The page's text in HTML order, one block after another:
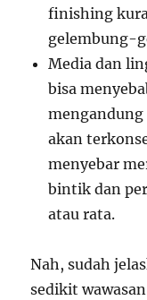
finishing
gelembung-
Media dan
bisa
mengandung
akan
menyebar
bintik dan
atau rata.
Nah, sudah
sedikit